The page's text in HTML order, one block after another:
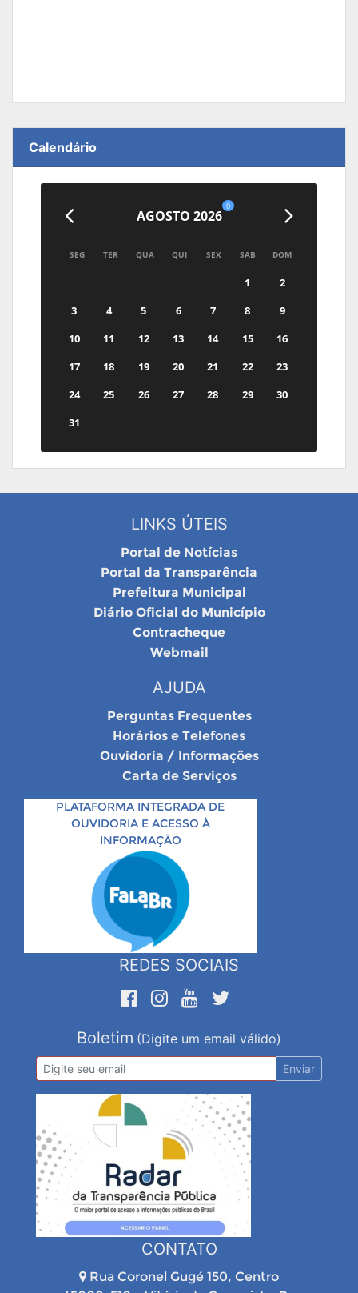
Calendário
AGOSTO 2026
0
SEG TER QUA QUI SEX SAB DOM
1
2
3
4 5 6 7 8
9
10
11 12 13 14 15
16
17
18 19 20 21 22
23
24
25 26 27 28 29
30
31
LINKS ÚTEIS
Portal de Notícias
Portal da Transparência
Prefeitura Municipal
Diário Oficial do Município
Contracheque
Webmail
AJUDA
Perguntas Frequentes
Horários e Telefones
Ouvidoria / Informações
Carta de Serviços
PLATAFORMA INTEGRADA DE
OUVIDORIA E ACESSO À
INFORMAÇÃO
REDES SOCIAIS
Boletim (Digite um email válido)
Enviar
CONTATO
Rua Coronel Gugé 150, Centro